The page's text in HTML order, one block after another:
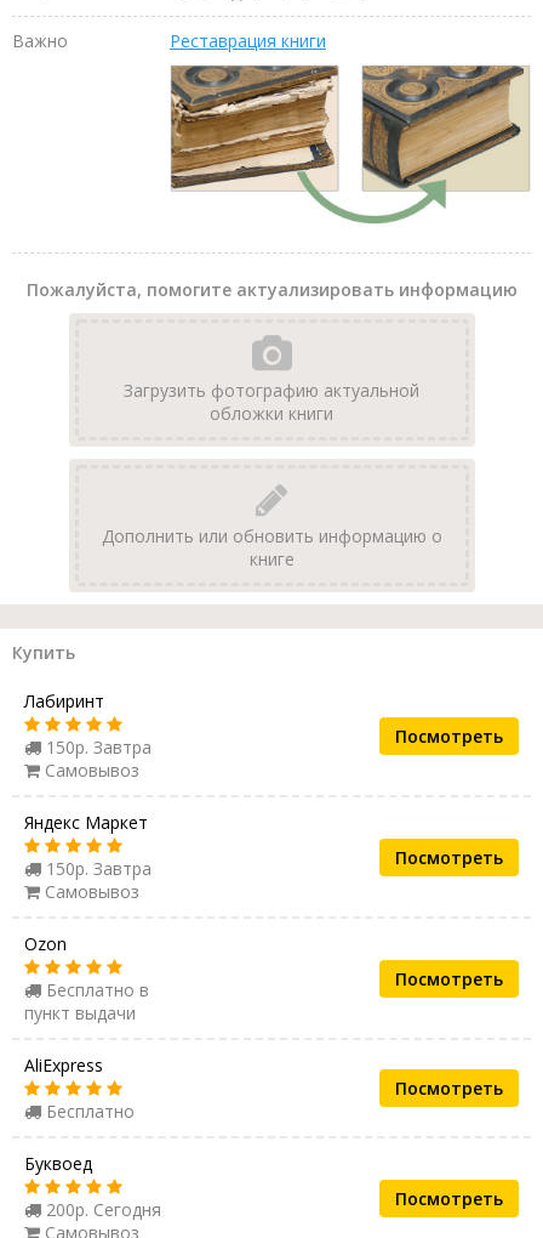
Важно Реставрация книги
Пожалуйста, помогите актуализировать информацию
Загрузить фотографию актуальной
обложки книги
Дополнить или обновить информацию о
книге
Купить
Лабиринт
150р. Завтра
Самовывоз
Посмотреть
Яндекс Маркет
150р. Завтра
Самовывоз
Посмотреть
Ozon
Бесплатно в
пункт выдачи
Посмотреть
AliExpress
Бесплатно
Посмотреть
Буквоед
200р. Сегодня
Самовывоз
Посмотреть